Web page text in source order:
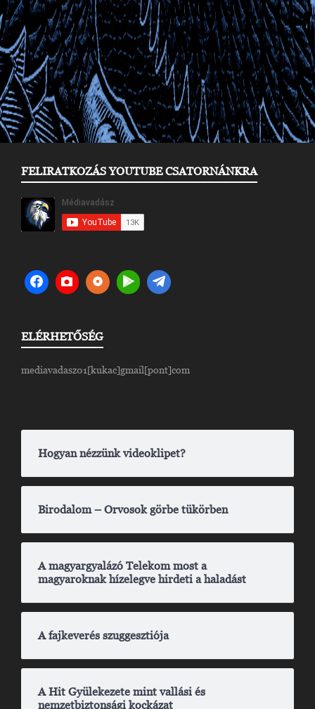
FELIRATKOZÁS YOUTUBE CSATORNÁNKRA
ELÉRHETŐSÉG
mediavadasz01[kukac]gmail[pont]com
Hogyan nézzünk videoklipet?
Birodalom – Orvosok görbe tükörben
A magyargyalázó Telekom most a
magyaroknak hízelegve hirdeti a haladást
A fajkeverés szuggesztiója
A Hit Gyülekezete mint vallási és
nemzetbiztonsági kockázat